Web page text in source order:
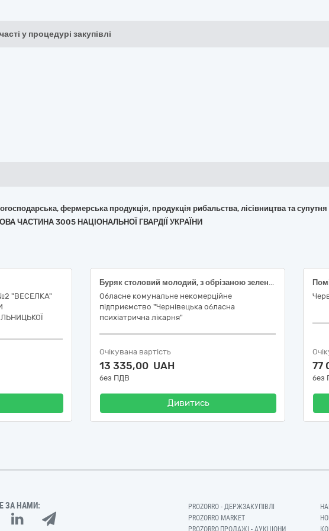
у процедурі закупівлі
фермерська продукція, продукція рибальства, лісівництва та
ЧАСТИНА 3005 НАЦІОНАЛЬНОЇ ГВАРДІЇ УКРАЇНИ
"ВЕСЕЛКА"
Буряк столовий молодий, з обрізаною зеленню, першого товарного сорту
Обласне комунальне некомерційне
підприємство "Чернівецька обласна
психіатрична лікарня"
Очікувана вартість
13 335,00 UAH
без ПДВ
Дивитись
77
без
ЗА НАМИ:
PROZORRO - ДЕРЖЗАКУПІВЛІ
PROZORRO MARKET
PROZORRO.ПРОДАЖІ - АУКЦІОНИ